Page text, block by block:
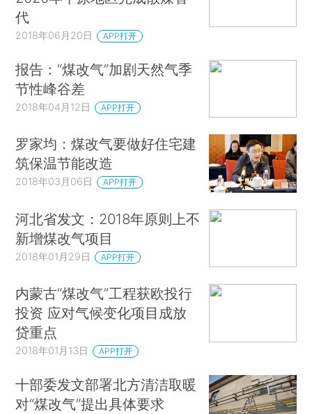
代
2018年06月20日 APP打开
报告：“煤改气”加剧天然气季
节性峰谷差
2018年04月12日 APP打开
罗家均：煤改气要做好住宅建
筑保温节能改造
2018年03月06日 APP打开
河北省发文：2018年原则上不
新增煤改气项目
2018年01月29日 APP打开
内蒙古“煤改气”工程获欧投行
投资 应对气候变化项目成放
贷重点
2018年01月13日 APP打开
十部委发文部署北方清洁取暖
对“煤改气”提出具体要求